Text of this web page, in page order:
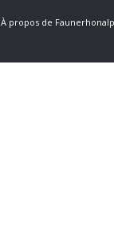
À propos de